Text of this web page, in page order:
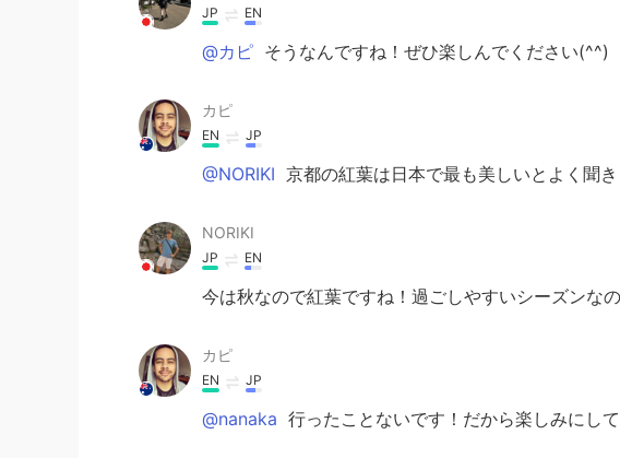
JP EN
@カピ そうなんですね！ぜひ楽しんでください(^^)
カピ
EN JP
@NORIKI 京都の紅葉は日本で最も美しいとよく聞き
NORIKI
JP EN
今は秋なので紅葉ですね！過ごしやすいシーズンな
カピ
EN JP
@nanaka 行ったことないです！だから楽しみにして